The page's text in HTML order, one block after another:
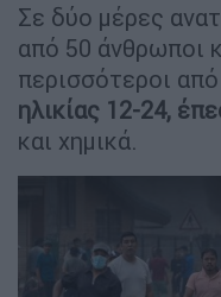
Σε δύο μέρες
από 50 άνθρωποι
περισσότεροι
ηλικίας 12-24,
και χημικά.